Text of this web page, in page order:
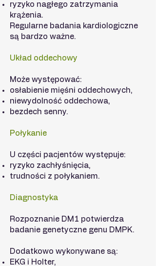
ryzyko nagłego zatrzymania
krążenia.
Regularne badania kardiologiczne
są bardzo ważne.
Układ oddechowy
Może występować:
osłabienie mięśni oddechowych,
niewydolność oddechowa,
bezdech senny.
Połykanie
U części pacjentów występuje:
ryzyko zachłyśnięcia,
trudności z połykaniem.
Diagnostyka
Rozpoznanie DM1 potwierdza
badanie genetyczne genu DMPK.
Dodatkowo wykonywane są:
EKG i Holter,